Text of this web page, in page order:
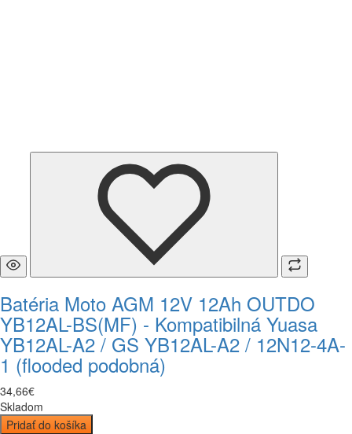
Batéria Moto AGM 12V 12Ah OUTDO
YB12AL-BS(MF) - Kompatibilná Yuasa
YB12AL-A2 / GS YB12AL-A2 / 12N12-4A-
1 (flooded podobná)
34,66€
Skladom
Pridať do košíka